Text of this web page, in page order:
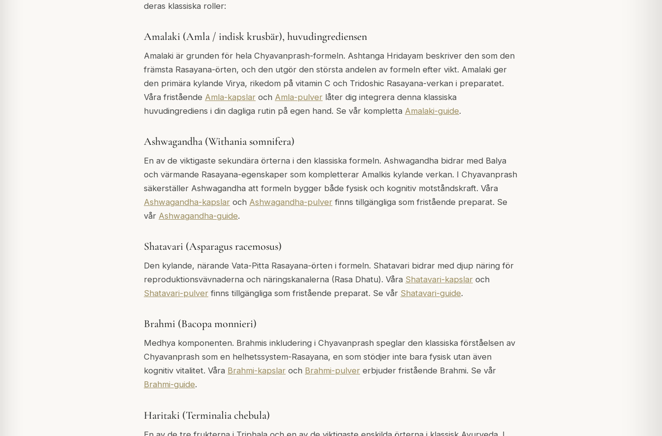
deras klassiska roller:
Amalaki (Amla / indisk krusbär), huvudingrediensen
Amalaki är grunden för hela Chyavanprash-formeln. Ashtanga Hridayam beskriver den som den
främsta Rasayana-örten, och den utgör den största andelen av formeln efter vikt. Amalaki ger
den primära kylande Virya, rikedom på vitamin C och Tridoshic Rasayana-verkan i preparatet.
Våra fristående Amla-kapslar och Amla-pulver låter dig integrera denna klassiska
huvudingrediens i din dagliga rutin på egen hand. Se vår kompletta Amalaki-guide.
Ashwagandha (Withania somnifera)
En av de viktigaste sekundära örterna i den klassiska formeln. Ashwagandha bidrar med Balya
och värmande Rasayana-egenskaper som kompletterar Amalkis kylande verkan. I Chyavanprash
säkerställer Ashwagandha att formeln bygger både fysisk och kognitiv motståndskraft. Våra
Ashwagandha-kapslar och Ashwagandha-pulver finns tillgängliga som fristående preparat. Se
vår Ashwagandha-guide.
Shatavari (Asparagus racemosus)
Den kylande, närande Vata-Pitta Rasayana-örten i formeln. Shatavari bidrar med djup näring för
reproduktionsvävnaderna och näringskanalerna (Rasa Dhatu). Våra Shatavari-kapslar och
Shatavari-pulver finns tillgängliga som fristående preparat. Se vår Shatavari-guide.
Brahmi (Bacopa monnieri)
Medhya komponenten. Brahmis inkludering i Chyavanprash speglar den klassiska förståelsen av
Chyavanprash som en helhetssystem-Rasayana, en som stödjer inte bara fysisk utan även
kognitiv vitalitet. Våra Brahmi-kapslar och Brahmi-pulver erbjuder fristående Brahmi. Se vår
Brahmi-guide.
Haritaki (Terminalia chebula)